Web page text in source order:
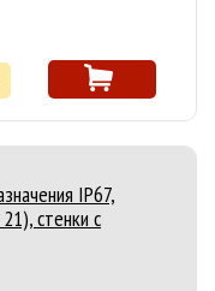
IP67,
стенки с